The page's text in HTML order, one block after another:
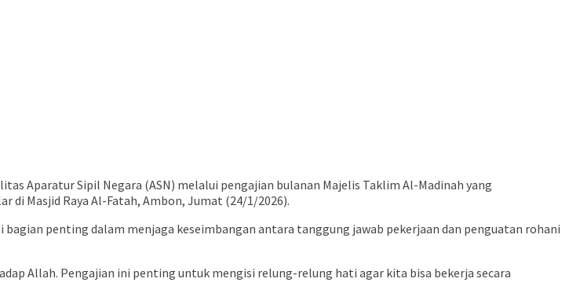
Aparatur Sipil Negara (ASN) melalui pengajian bulanan Majelis Taklim Al-Madinah yang
di Masjid Raya Al-Fatah, Ambon, Jumat (24/1/2026).
penting dalam menjaga keseimbangan antara tanggung jawab pekerjaan dan penguatan rohani
Allah. Pengajian ini penting untuk mengisi relung-relung hati agar kita bisa bekerja secara